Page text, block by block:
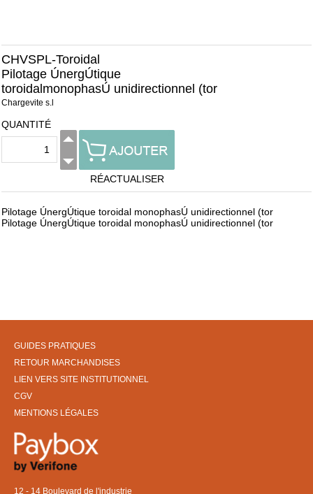
CHVSPL-Toroidal
Pilotage ÚnergÚtique
toroidalmonophasÚ unidirectionnel (tor
Chargevite s.l
QUANTITÉ
RÉACTUALISER
Pilotage ÚnergÚtique toroidal monophasÚ unidirectionnel (tor
Pilotage ÚnergÚtique toroidal monophasÚ unidirectionnel (tor
GUIDES PRATIQUES
RETOUR MARCHANDISES
LIEN VERS SITE INSTITUTIONNEL
CGV
MENTIONS LÉGALES
12 - 14 Boulevard de l'industrie